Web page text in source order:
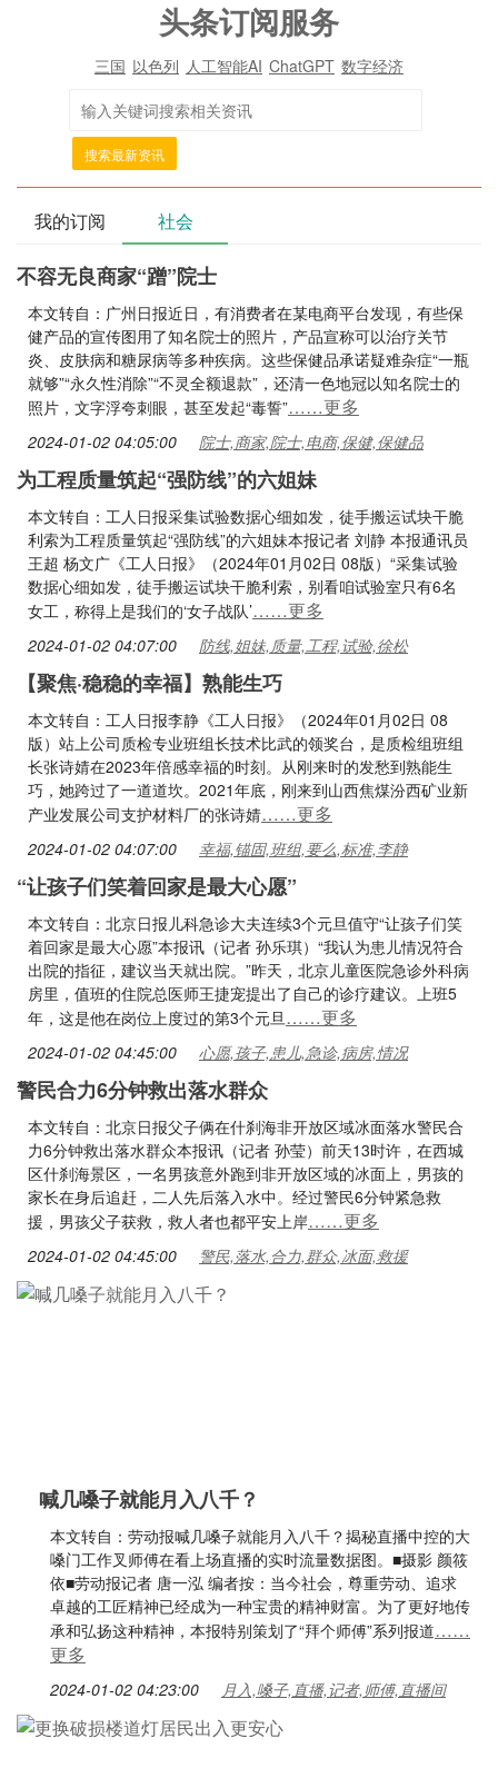
头条订阅服务
三国 以色列 人工智能AI ChatGPT 数字经济
搜索最新资讯
我的订阅 社会
不容无良商家“蹭”院士
本文转自：广州日报​近日，有消费者在某电商平台发现，有些保
健产品的宣传图用了知名院士的照片，产品宣称可以治疗关节
炎、皮肤病和糖尿病等多种疾病。这些保健品承诺疑难杂症“一瓶
就够”“永久性消除”“不灵全额退款”，还清一色地冠以知名院士的
照片，文字浮夸刺眼，甚至发起“毒誓”……更多
2024-01-02 04:05:00 院士,商家,院士,电商,保健,保健品
为工程质量筑起“强防线”的六姐妹
本文转自：工人日报采集试验数据心细如发，徒手搬运试块干脆
利索为工程质量筑起“强防线”的六姐妹本报记者 刘静 本报通讯员
王超 杨文广《工人日报》（2024年01月02日 08版）“采集试验
数据心细如发，徒手搬运试块干脆利索，别看咱试验室只有6名
女工，称得上是我们的‘女子战队’……更多
2024-01-02 04:07:00 防线,姐妹,质量,工程,试验,徐松
【聚焦·稳稳的幸福】熟能生巧
本文转自：工人日报李静《工人日报》（2024年01月02日 08
版）站上公司质检专业班组长技术比武的领奖台，是质检组班组
长张诗婧在2023年倍感幸福的时刻。从刚来时的发愁到熟能生
巧，她跨过了一道道坎。2021年底，刚来到山西焦煤汾西矿业新
产业发展公司支护材料厂的张诗婧……更多
2024-01-02 04:07:00 幸福,锚固,班组,要么,标准,李静
“让孩子们笑着回家是最大心愿”
本文转自：北京日报儿科急诊大夫连续3个元旦值守“让孩子们笑
着回家是最大心愿”本报讯（记者 孙乐琪）“我认为患儿情况符合
出院的指征，建议当天就出院。”昨天，北京儿童医院急诊外科病
房里，值班的住院总医师王捷宠提出了自己的诊疗建议。上班5
年，这是他在岗位上度过的第3个元旦……更多
2024-01-02 04:45:00 心愿,孩子,患儿,急诊,病房,情况
警民合力6分钟救出落水群众
本文转自：北京日报父子俩在什刹海非开放区域冰面落水警民合
力6分钟救出落水群众本报讯（记者 孙莹）前天13时许，在西城
区什刹海景区，一名男孩意外跑到非开放区域的冰面上，男孩的
家长在身后追赶，二人先后落入水中。经过警民6分钟紧急救
援，男孩父子获救，救人者也都平安上岸……更多
2024-01-02 04:45:00 警民,落水,合力,群众,冰面,救援
喊几嗓子就能月入八千？
本文转自：劳动报喊几嗓子就能月入八千？揭秘直播中控的大
嗓门工作叉师傅在看上场直播的实时流量数据图。■摄影 颜筱
依■劳动报记者 唐一泓 编者按：当今社会，尊重劳动、追求
卓越的工匠精神已经成为一种宝贵的精神财富。为了更好地传
承和弘扬这种精神，本报特别策划了“拜个师傅”系列报道……
更多
2024-01-02 04:23:00 月入,嗓子,直播,记者,师傅,直播间